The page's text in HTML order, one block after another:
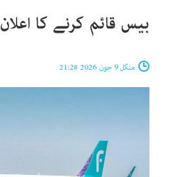
بیس قائم کرنے کا اعلان
منگل 9 جون 2026 21:28